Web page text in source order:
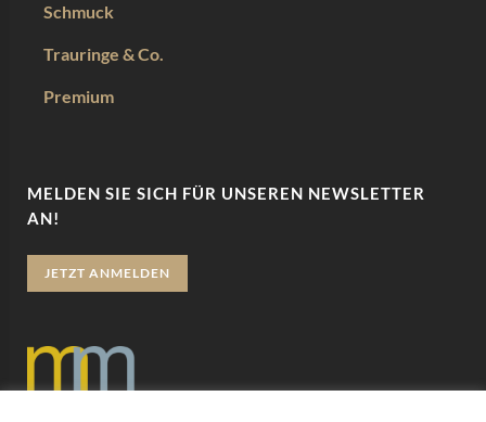
Schmuck
Trauringe & Co.
Premium
MELDEN SIE SICH FÜR UNSEREN NEWSLETTER
AN!
JETZT ANMELDEN